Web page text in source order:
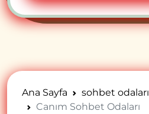
Ana Sayfa
sohbet odaları
Canım Sohbet Odaları